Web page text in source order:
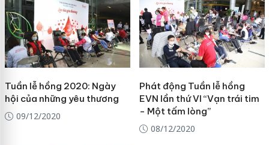
Tuần lễ hồng 2020: Ngày
hội của những yêu thương
09/12/2020
Phát động Tuần lễ hồng
EVN lần thứ VI “Vạn trái tim
- Một tấm lòng”
08/12/2020